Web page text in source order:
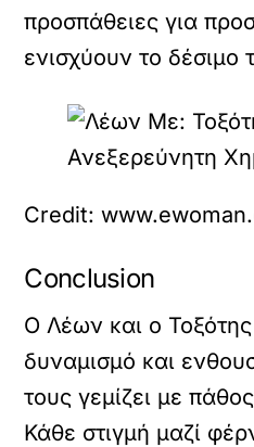
προσπάθειες για
ενισχύουν το δέσιμο
Credit:
Conclusion
Ο Λέων και ο
δυναμισμό και
τους γεμίζει με
Κάθε στιγμή μαζί